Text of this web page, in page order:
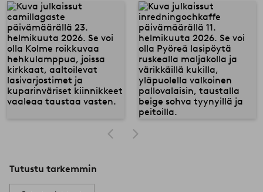
Tutustu tarkemmin